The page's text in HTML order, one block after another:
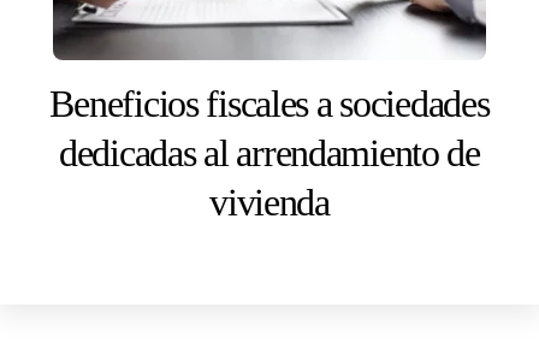
Beneficios fiscales a sociedades
dedicadas al arrendamiento de
vivienda